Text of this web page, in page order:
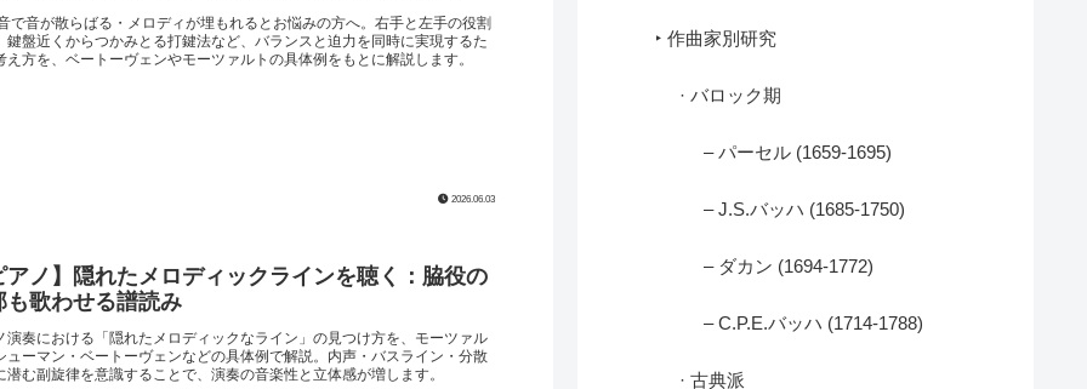
で音が散らばる・メロディが埋もれるとお悩みの方へ。右手と左手の役割
鍵盤近くからつかみとる打鍵法など、バランスと迫力を同時に実現するた
え方を、ベートーヴェンやモーツァルトの具体例をもとに解説します。
2026.06.03
アノ】隠れたメロディックラインを聴く：脇役の
も歌わせる譜読み
演奏における「隠れたメロディックなライン」の見つけ方を、モーツァル
ューマン・ベートーヴェンなどの具体例で解説。内声・バスライン・分散
潜む副旋律を意識することで、演奏の音楽性と立体感が増します。
‣ 作曲家別研究
· バロック期
– パーセル (1659-1695)
– J.S.バッハ (1685-1750)
– ダカン (1694-1772)
– C.P.E.バッハ (1714-1788)
· 古典派